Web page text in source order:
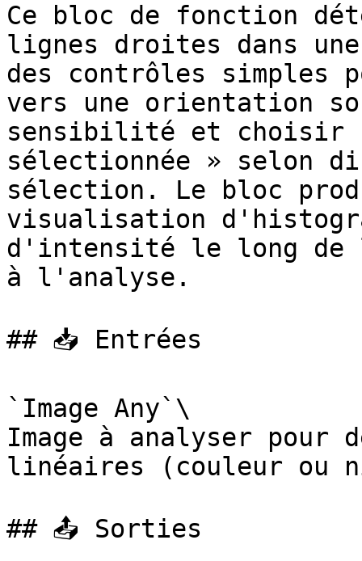
Ce bloc de fonction
lignes droites dans
des contrôles simples
vers une orientation
sensibilité et choisir
sélectionnée » selon
sélection. Le bloc
visualisation
d'intensité le long de
à l'analyse.
## 📥 Entrées
`Image Any`\
Image à analyser pour
linéaires (couleur ou
## 📤 Sorties